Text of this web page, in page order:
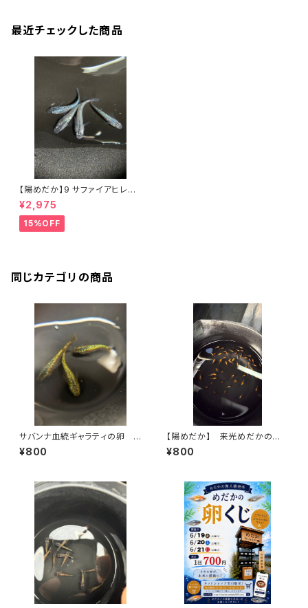
最近チェックした商品
【陽めだか】9 サファイアヒレ無
し 2ペア【現物】
¥2,975
15%OFF
同じカテゴリの商品
サバンナ血統ギャラティの卵 1
5個＋α
¥800
【陽めだか】 来光めだかの稚
魚画像の中から10匹【現物】
¥800